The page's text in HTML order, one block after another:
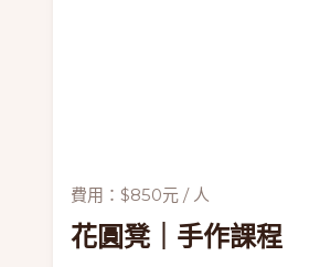
費用：$850元 / 人
花圓凳｜手作課程